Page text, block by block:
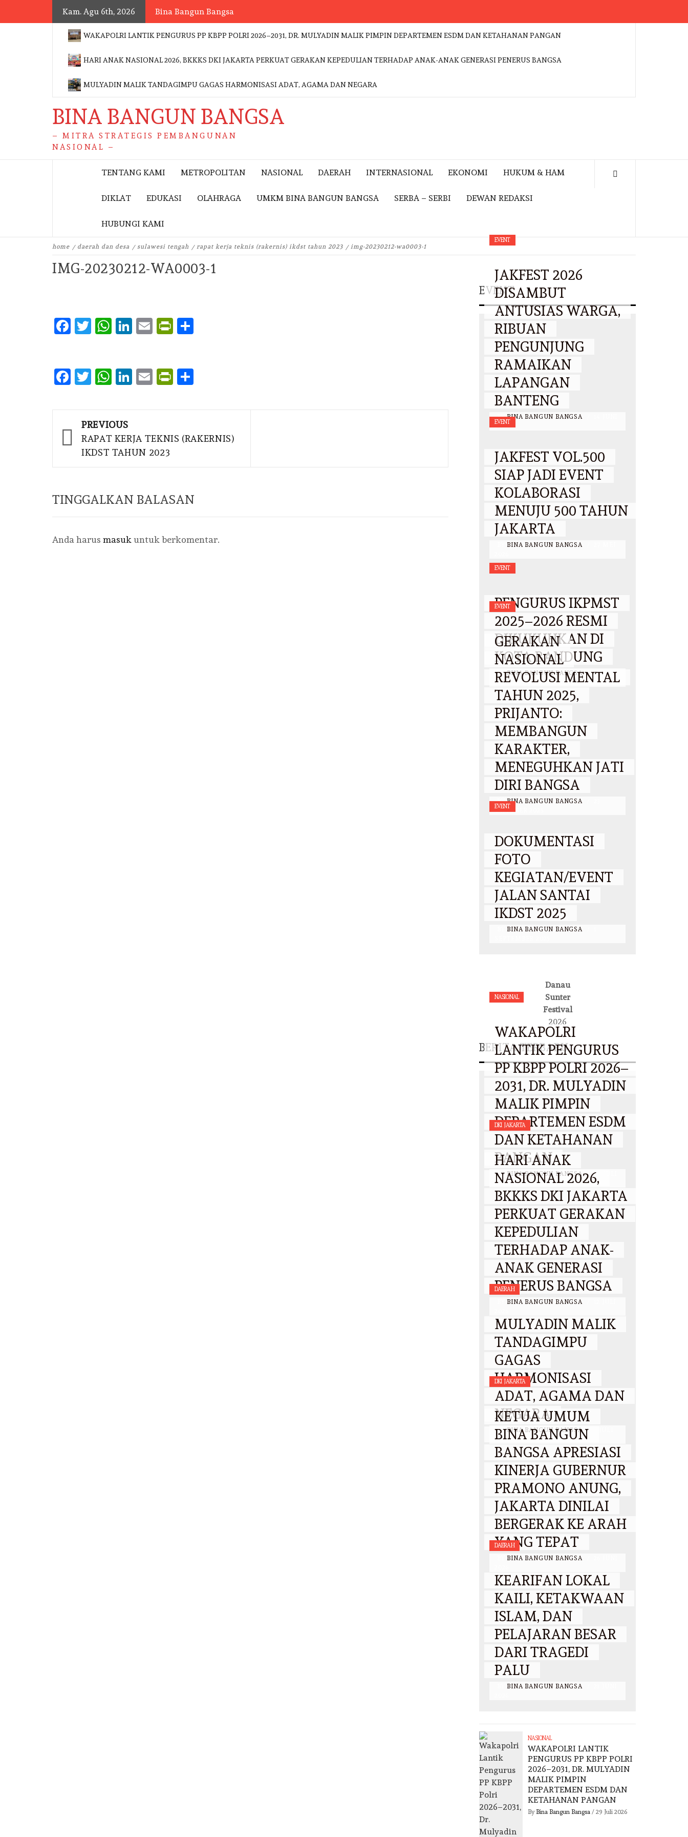
Kam. Agu 6th, 2026 Bina Bangun Bangsa
WAKAPOLRI LANTIK PENGURUS PP KBPP POLRI 2026–2031, DR. MULYADIN MALIK PIMPIN DEPARTEMEN ESDM DAN KETAHANAN PANGAN
HARI ANAK NASIONAL 2026, BKKKS DKI JAKARTA PERKUAT GERAKAN KEPEDULIAN TERHADAP ANAK-ANAK GENERASI PENERUS BANGSA
MULYADIN MALIK TANDAGIMPU GAGAS HARMONISASI ADAT, AGAMA DAN NEGARA
BINA BANGUN BANGSA
– MITRA STRATEGIS PEMBANGUNAN
NASIONAL –
TENTANG KAMI METROPOLITAN NASIONAL DAERAH INTERNASIONAL EKONOMI HUKUM & HAM
DIKLAT EDUKASI OLAHRAGA UMKM BINA BANGUN BANGSA SERBA – SERBI DEWAN REDAKSI
HUBUNGI KAMI
home daerah dan desa sulawesi tengah rapat kerja teknis (rakernis) ikdst tahun 2023 img-20230212-wa0003-1
IMG-20230212-WA0003-1
Facebook
Twitter
WhatsApp
LinkedIn
EmailPrintFriendly
Facebook
Twitter
WhatsApp
LinkedIn
EmailPrintFriendly
Post
navigation
PREVIOUS
RAPAT KERJA TEKNIS (RAKERNIS)
IKDST TAHUN 2023
TINGGALKAN BALASAN
Anda harus masuk untuk berkomentar.
EVENT
EVENT
JAKFEST 2026
DISAMBUT
ANTUSIAS WARGA,
RIBUAN
PENGUNJUNG
RAMAIKAN
LAPANGAN
BANTENG
BY BINA BANGUN BANGSA
2026
EVENT
JAKFEST VOL.500
SIAP JADI EVENT
KOLABORASI
MENUJU 500 TAHUN
JAKARTA
BINA BANGUN BANGSA
EVENT
PENGURUS IKPMST
2025–2026 RESMI
DIKUKUHKAN DI
KOTA BANDUNG
BY BINA BANGUN BANGSA /
25
OKTOBER 2025
EVENT
GERAKAN
NASIONAL
REVOLUSI MENTAL
TAHUN 2025,
PRIJANTO:
MEMBANGUN
KARAKTER,
MENEGUHKAN JATI
DIRI BANGSA
BY BINA BANGUN BANGSA
OKTOBER 2025
EVENT
DOKUMENTASI
FOTO
KEGIATAN/EVENT
JALAN SANTAI
IKDST 2025
BINA BANGUN BANGSA
Danau
Sunter
Festival
2026
BERITA TERBARU
NASIONAL
WAKAPOLRI
LANTIK PENGURUS
PP KBPP POLRI 2026–
2031, DR. MULYADIN
MALIK PIMPIN
DEPARTEMEN ESDM
DAN KETAHANAN
PANGAN
BY BINA BANGUN BANGSA /
29 JULI
2026
DKI JAKARTA
HARI ANAK
NASIONAL 2026,
BKKKS DKI JAKARTA
PERKUAT GERAKAN
KEPEDULIAN
TERHADAP ANAK-
ANAK GENERASI
PENERUS BANGSA
BINA BANGUN BANGSA
DAERAH
MULYADIN MALIK
TANDAGIMPU
GAGAS
HARMONISASI
ADAT, AGAMA DAN
NEGARA
BY BINA BANGUN BANGSA /
2026
DKI JAKARTA
KETUA UMUM
BINA BANGUN
BANGSA APRESIASI
KINERJA GUBERNUR
PRAMONO ANUNG,
JAKARTA DINILAI
BERGERAK KE ARAH
YANG TEPAT
BINA BANGUN BANGSA
DAERAH
KEARIFAN LOKAL
KAILI, KETAKWAAN
ISLAM, DAN
PELAJARAN BESAR
DARI TRAGEDI
PALU
BINA BANGUN BANGSA
NASIONAL
WAKAPOLRI LANTIK
PENGURUS PP KBPP POLRI
2026–2031, DR. MULYADIN
MALIK PIMPIN
DEPARTEMEN ESDM DAN
KETAHANAN PANGAN
By Bina Bangun Bangsa / 29 Juli 2026